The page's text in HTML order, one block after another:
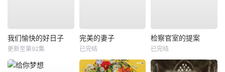
我们愉快的好日子
更新至第92集
完美的妻子
已完结
检察官室的提案
已完结